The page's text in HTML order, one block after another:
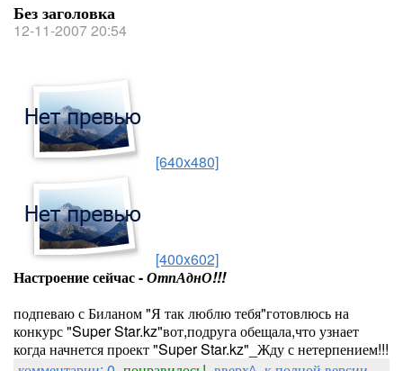
Без заголовка
12-11-2007 20:54
[640x480]
[400x602]
Настроение сейчас -ОтпАднО!!!
подпеваю с Биланом "Я так люблю тебя"готовлюсь на
конкурс "Super Star.kz"вот,подруга обещала,что узнает
когда начнется проект "Super Star.kz"_Жду с нетерпением!!!